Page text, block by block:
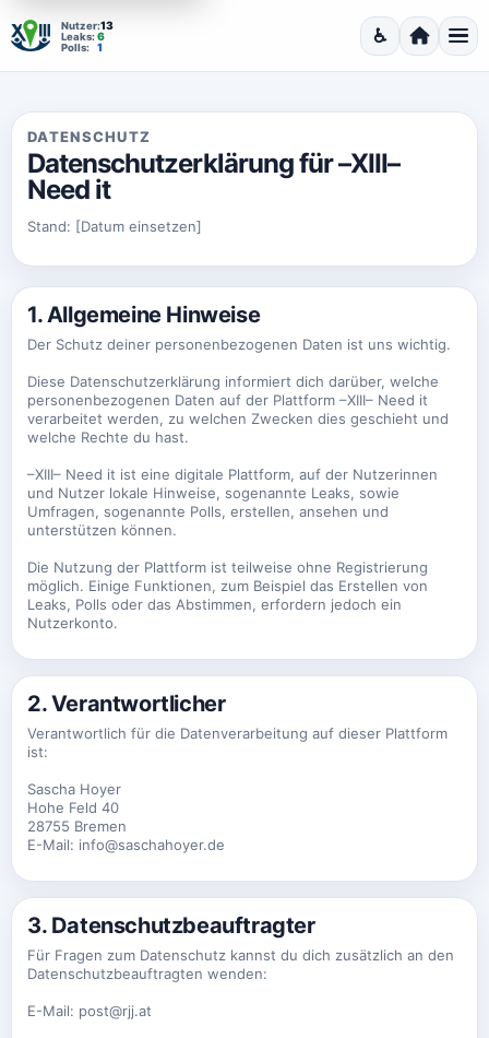
Nutzer:13
Leaks: 6
Polls: 1 ♿ Startseite
DATENSCHUTZ
Datenschutzerklärung für –XIII–
Need it
Stand: [Datum einsetzen]
1. Allgemeine Hinweise
Der Schutz deiner personenbezogenen Daten ist uns wichtig.
Diese Datenschutzerklärung informiert dich darüber, welche
personenbezogenen Daten auf der Plattform –XIII– Need it
verarbeitet werden, zu welchen Zwecken dies geschieht und
welche Rechte du hast.
–XIII– Need it ist eine digitale Plattform, auf der Nutzerinnen
und Nutzer lokale Hinweise, sogenannte Leaks, sowie
Umfragen, sogenannte Polls, erstellen, ansehen und
unterstützen können.
Die Nutzung der Plattform ist teilweise ohne Registrierung
möglich. Einige Funktionen, zum Beispiel das Erstellen von
Leaks, Polls oder das Abstimmen, erfordern jedoch ein
Nutzerkonto.
2. Verantwortlicher
Verantwortlich für die Datenverarbeitung auf dieser Plattform
ist:
Sascha Hoyer
Hohe Feld 40
28755 Bremen
E-Mail: info@saschahoyer.de
3. Datenschutzbeauftragter
Für Fragen zum Datenschutz kannst du dich zusätzlich an den
Datenschutzbeauftragten wenden:
E-Mail: post@rjj.at